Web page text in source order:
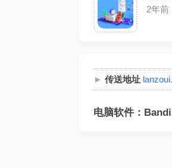
2年前
传送地址
电脑软件：